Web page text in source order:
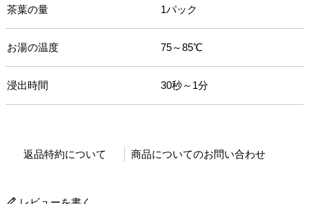
茶葉の量 1パック
お湯の温度 75～85℃
浸出時間 30秒～1分
返品特約について 商品についてのお問い合わせ